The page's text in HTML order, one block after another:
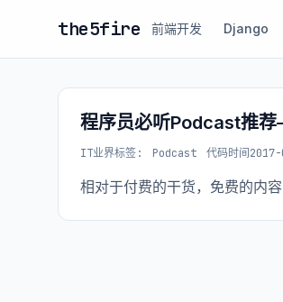
the5fire 前端开发 Django
程序员必听Podcast推
IT业界标签: Podcast 代码时间
相对于付费的干货，免费的内